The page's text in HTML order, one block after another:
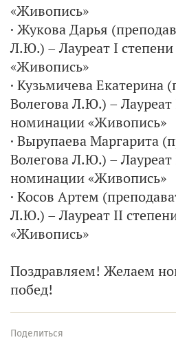
«Живопись»
· Жукова Дарья
Л.Ю.) – Лауреат I
«Живопись»
· Кузьмичева Екатерина
Волегова Л.Ю.) – Лауреат
номинации «Живопись»
· Вырупаева Маргарита
Волегова Л.Ю.) – Лауреат
номинации «Живопись»
· Косов Артем
Л.Ю.) – Лауреат II
«Живопись»
Поздравляем! Желаем
побед!
Поделиться